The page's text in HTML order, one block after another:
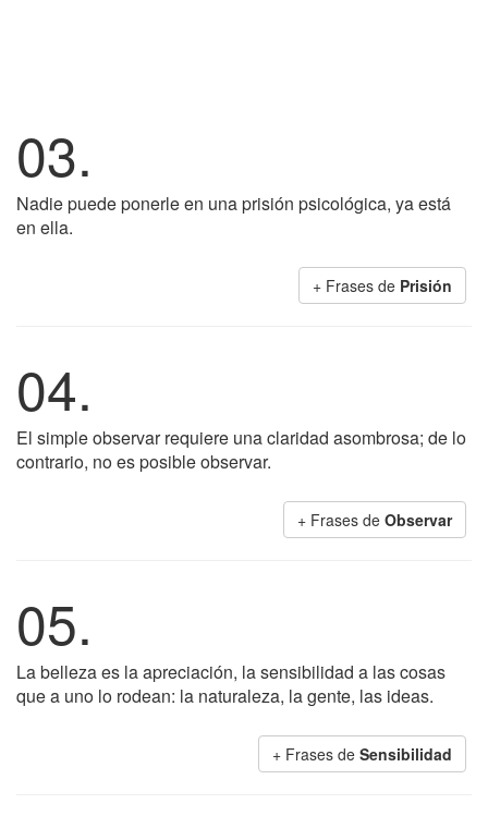
03.
Nadie puede ponerle en una prisión psicológica, ya está
en ella.
+ Frases de Prisión
04.
El simple observar requiere una claridad asombrosa; de lo
contrario, no es posible observar.
+ Frases de Observar
05.
La belleza es la apreciación, la sensibilidad a las cosas
que a uno lo rodean: la naturaleza, la gente, las ideas.
+ Frases de Sensibilidad